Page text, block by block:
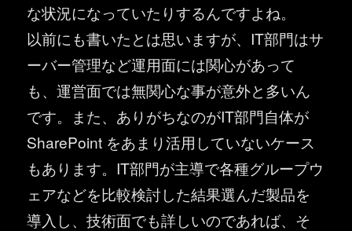
な状況になっていたりするんですよね。
以前にも書いたとは思いますが、IT部門はサ
ーバー管理など運用面には関心があって
も、運営面では無関心な事が意外と多いん
です。また、ありがちなのがIT部門自体が
SharePoint をあまり活用していないケース
もあります。IT部門が主導で各種グループウ
ェアなどを比較検討した結果選んだ製品を
導入し、技術面でも詳しいのであれば、そ